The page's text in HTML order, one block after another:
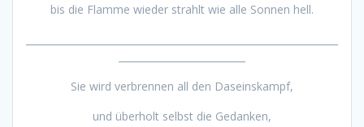
bis die Flamme wieder strahlt wie alle Sonnen hell.
Sie wird verbrennen all den Daseinskampf,
und überholt selbst die Gedanken,